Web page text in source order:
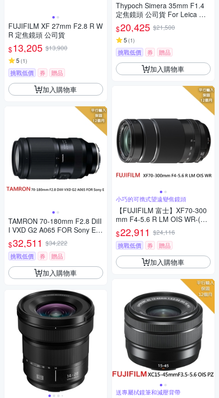
FUJIFILM XF 27mm F2.8 R W
R 定焦鏡頭 公司貨
$13,205 $13,900
5 (1)
挑戰低價 券 贈品
加入購物車
TAMRON 70-180mm F2.8 DiII
I VXD G2 A065 FOR Sony E接
環
$32,511 $34,222
挑戰低價
券 贈品
加入購物車
Thypoch Simera 35mm F1.4
定焦鏡頭 公司貨 For Leica M
接環
$20,425 $21,500
5 (1)
挑戰低價 券 贈品
加入購物車
小巧的可擕式望遠變焦鏡頭
【FUJIFILM 富士】XF70-300
mm F4-5.6 R LM OIS WR-(平
行輸入)
$22,911 $24,116
挑戰低價
券 贈品
加入購物車
送專屬拭鏡筆和減壓背帶